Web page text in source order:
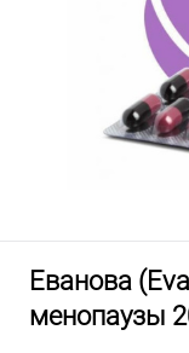
Еванова
менопаузы